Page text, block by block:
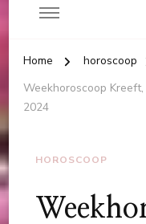
Home
horoscoop
Weekhoroscoop
2024
HOROSCOOP